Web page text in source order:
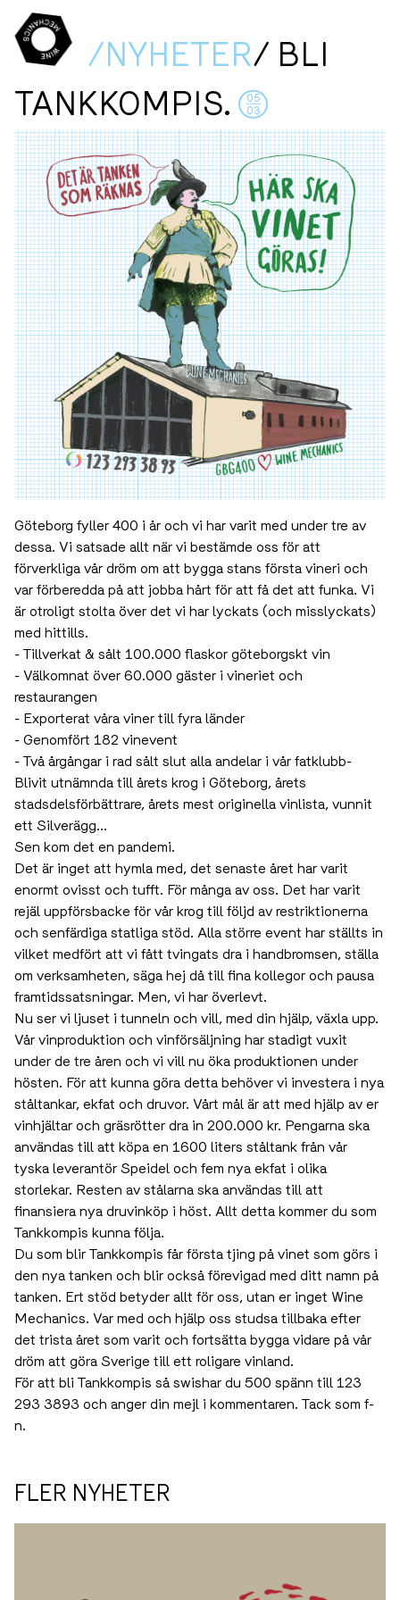
/NYHETER/ BLI
TANKKOMPIS. 05
03
Göteborg fyller 400 i år och vi har varit med under tre av
dessa. Vi satsade allt när vi bestämde oss för att
förverkliga vår dröm om att bygga stans första vineri och
var förberedda på att jobba hårt för att få det att funka. Vi
är otroligt stolta över det vi har lyckats (och misslyckats)
med hittills.
- Tillverkat & sålt 100.000 flaskor göteborgskt vin
- Välkomnat över 60.000 gäster i vineriet och
restaurangen
- Exporterat våra viner till fyra länder
- Genomfört 182 vinevent
- Två årgångar i rad sålt slut alla andelar i vår fatklubb-
Blivit utnämnda till årets krog i Göteborg, årets
stadsdelsförbättrare, årets mest originella vinlista, vunnit
ett Silverägg...
Sen kom det en pandemi.
Det är inget att hymla med, det senaste året har varit
enormt ovisst och tufft. För många av oss. Det har varit
rejäl uppförsbacke för vår krog till följd av restriktionerna
och senfärdiga statliga stöd. Alla större event har ställts in
vilket medfört att vi fått tvingats dra i handbromsen, ställa
om verksamheten, säga hej då till fina kollegor och pausa
framtidssatsningar. Men, vi har överlevt.
Nu ser vi ljuset i tunneln och vill, med din hjälp, växla upp.
Vår vinproduktion och vinförsäljning har stadigt vuxit
under de tre åren och vi vill nu öka produktionen under
hösten. För att kunna göra detta behöver vi investera i nya
ståltankar, ekfat och druvor. Vårt mål är att med hjälp av er
vinhjältar och gräsrötter dra in 200.000 kr. Pengarna ska
användas till att köpa en 1600 liters ståltank från vår
tyska leverantör Speidel och fem nya ekfat i olika
storlekar. Resten av stålarna ska användas till att
finansiera nya druvinköp i höst. Allt detta kommer du som
Tankkompis kunna följa.
Du som blir Tankkompis får första tjing på vinet som görs i
den nya tanken och blir också förevigad med ditt namn på
tanken. Ert stöd betyder allt för oss, utan er inget Wine
Mechanics. Var med och hjälp oss studsa tillbaka efter
det trista året som varit och fortsätta bygga vidare på vår
dröm att göra Sverige till ett roligare vinland.
För att bli Tankkompis så swishar du 500 spänn till 123
293 3893 och anger din mejl i kommentaren. Tack som f-
n.
FLER NYHETER